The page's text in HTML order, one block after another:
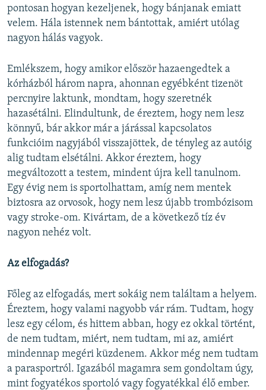
pontosan hogyan kezeljenek, hogy bánjanak emiatt
velem. Hála istennek nem bántottak, amiért utólag
nagyon hálás vagyok.
Emlékszem, hogy amikor először hazaengedtek a
kórházból három napra, ahonnan egyébként tizenöt
percnyire laktunk, mondtam, hogy szeretnék
hazasétálni. Elindultunk, de éreztem, hogy nem lesz
könnyű, bár akkor már a járással kapcsolatos
funkcióim nagyjából visszajöttek, de tényleg az autóig
alig tudtam elsétálni. Akkor éreztem, hogy
megváltozott a testem, mindent újra kell tanulnom.
Egy évig nem is sportolhattam, amíg nem mentek
biztosra az orvosok, hogy nem lesz újabb trombózisom
vagy stroke-om. Kivártam, de a következő tíz év
nagyon nehéz volt.
Az elfogadás?
Főleg az elfogadás, mert sokáig nem találtam a helyem.
Éreztem, hogy valami nagyobb vár rám. Tudtam, hogy
lesz egy célom, és hittem abban, hogy ez okkal történt,
de nem tudtam, miért, nem tudtam, mi az, amiért
mindennap megéri küzdenem. Akkor még nem tudtam
a parasportról. Igazából magamra sem gondoltam úgy,
mint fogyatékos sportoló vagy fogyatékkal élő ember.